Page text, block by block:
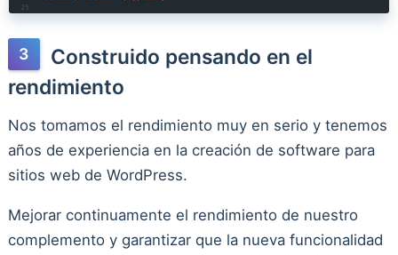
Construido pensando en el
rendimiento
Nos tomamos el rendimiento muy en serio y tenemos
años de experiencia en la creación de software para
sitios web de WordPress.
Mejorar continuamente el rendimiento de nuestro
complemento y garantizar que la nueva funcionalidad